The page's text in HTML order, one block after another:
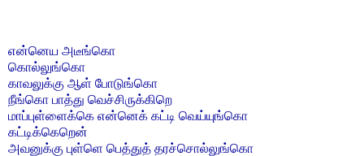
என்னெய அடீங்கொ
கொல்லுங்கொ
காவலுக்கு ஆள் போடுங்கொ
நீங்கொ பாத்து வெச்சிருக்கிறெ
மாப்புள்ளைக்கெ என்னெக் கட்டி வெய்யுங்கொ
கட்டிக்கெறென்
அவனுக்கு புள்ளெ பெத்துத் தரச்சொல்லுங்கொ